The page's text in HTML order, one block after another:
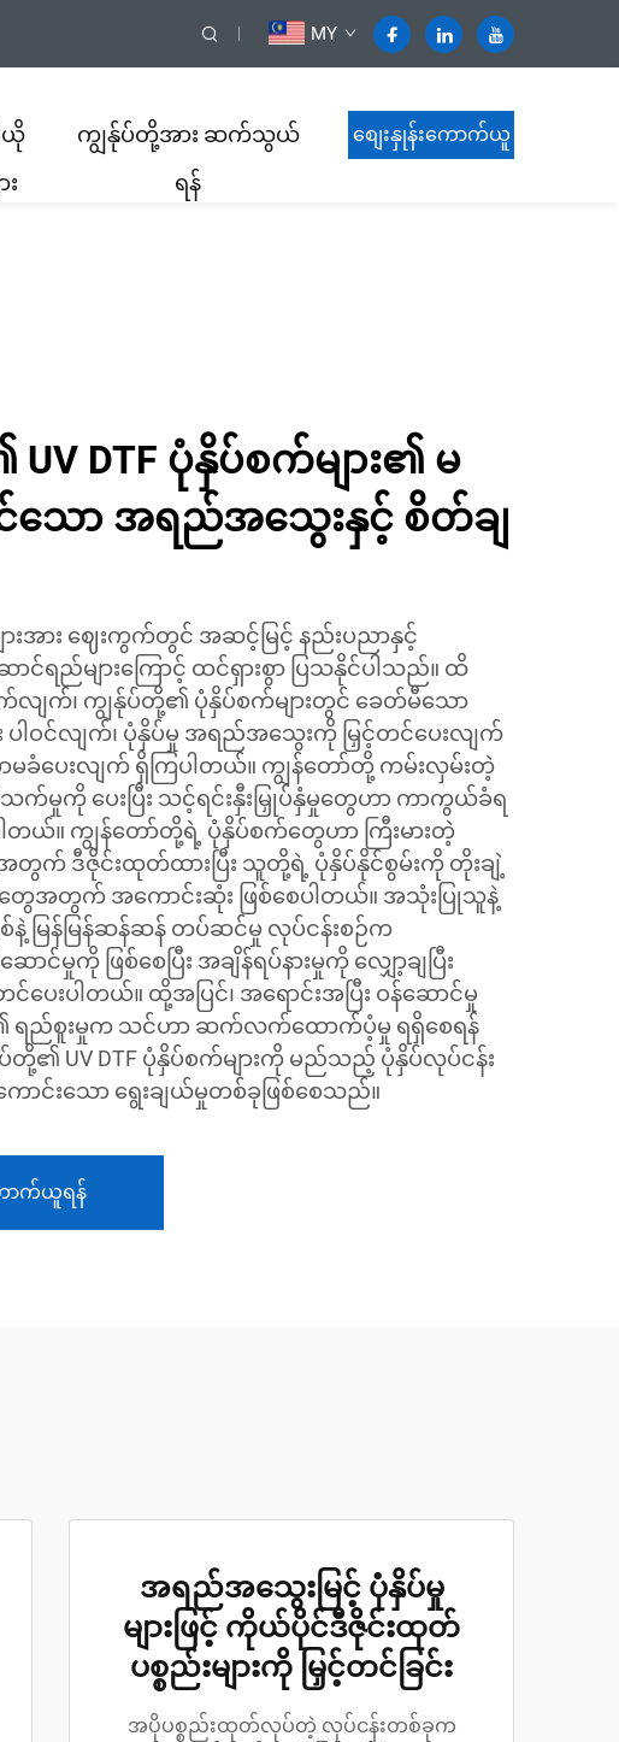
MY
ယို
း
ကျွန်ုပ်တို့အား ဆက်သွယ်
ရန်
စျေးနှုန်းကောက်ယူ
DTF ပုံနှိပ်စက်များ၏ မ
သော အရည်အသွေးနှင့် စိတ်ချ
ျားအား ဈေးကွက်တွင် အဆင့်မြင့် နည်းပညာနှင့်
ောင်ရည်များကြောင့် ထင်ရှားစွာ ပြသနိုင်ပါသည်။ ထိ
လျက်၊ ကျွန်ုပ်တို့၏ ပုံနှိပ်စက်များတွင် ခေတ်မီသော
ါဝင်လျက်၊ ပုံနှိပ်မှု အရည်အသွေးကို မြှင့်တင်ပေးလျက်
ခံပေးလျက် ရှိကြပါတယ်။ ကျွန်တော်တို့ ကမ်းလှမ်းတဲ့
က်မှုကို ပေးပြီး သင့်ရင်းနှီးမြှုပ်နှံမှုတွေဟာ ကာကွယ်ခံရ
တယ်။ ကျွန်တော်တို့ရဲ့ ပုံနှိပ်စက်တွေဟာ ကြီးမားတဲ့
ဒီဇိုင်းထုတ်ထားပြီး သူတို့ရဲ့ ပုံနှိပ်နိုင်စွမ်းကို တိုးချဲ့
တွေအတွက် အကောင်းဆုံး ဖြစ်စေပါတယ်။ အသုံးပြုသူနဲ့
စ်နဲ့ မြန်မြန်ဆန်ဆန် တပ်ဆင်မှု လုပ်ငန်းစဉ်က
မှုကို ဖြစ်စေပြီး အချိန်ရပ်နားမှုကို လျှော့ချပြီး
ေးပါတယ်။ ထို့အပြင်၊ အရောင်းအပြီး ဝန်ဆောင်မှု
ည်စူးမှုက သင်ဟာ ဆက်လက်ထောက်ပံ့မှု ရရှိစေရန်
ပ်တို့၏ UV DTF ပုံနှိပ်စက်များကို မည်သည့် ပုံနှိပ်လုပ်ငန်း
င်းသော ရွေးချယ်မှုတစ်ခုဖြစ်စေသည်။
ောက်ယူရန်
အရည်အသွေးမြင့် ပုံနှိပ်မှု
များဖြင့် ကိုယ်ပိုင်ဒီဇိုင်းထုတ်
ပစ္စည်းများကို မြှင့်တင်ခြင်း
အပိုပစ္စည်းထုတ်လုပ်တဲ့ လုပ်ငန်းတစ်ခုက